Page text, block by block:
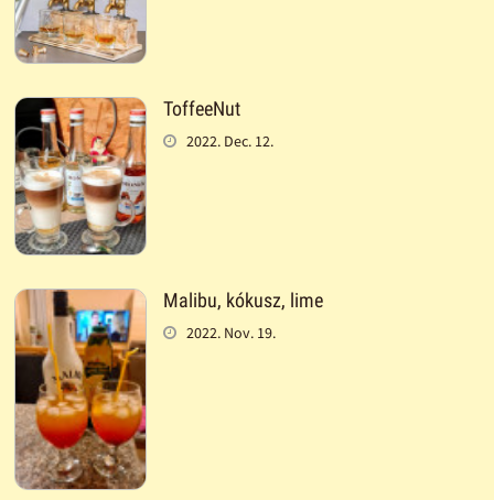
ToffeeNut
2022. Dec. 12.
Malibu, kókusz, lime
2022. Nov. 19.